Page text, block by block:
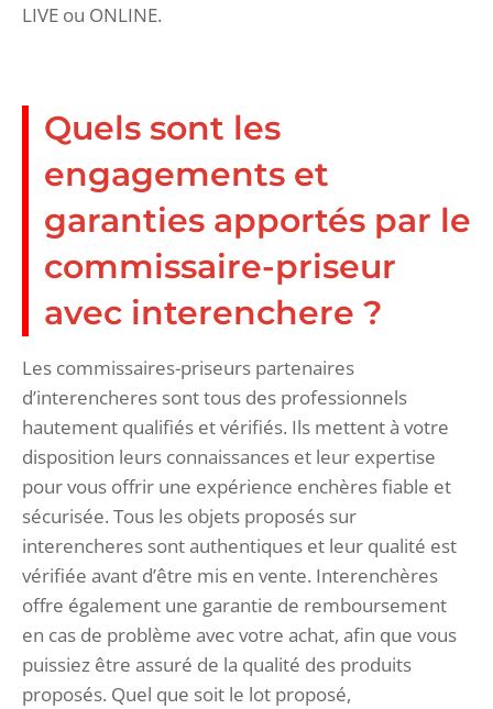
LIVE ou ONLINE.
Quels sont les
engagements et
garanties apportés par le
commissaire-priseur
avec interenchere ?
Les commissaires-priseurs partenaires
d’interencheres sont tous des professionnels
hautement qualifiés et vérifiés. Ils mettent à votre
disposition leurs connaissances et leur expertise
pour vous offrir une expérience enchères fiable et
sécurisée. Tous les objets proposés sur
interencheres sont authentiques et leur qualité est
vérifiée avant d’être mis en vente. Interenchères
offre également une garantie de remboursement
en cas de problème avec votre achat, afin que vous
puissiez être assuré de la qualité des produits
proposés. Quel que soit le lot proposé,